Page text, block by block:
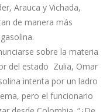
Arauca y Vichada,
de manera más
sobre la materia
del estado Zulia, Omar
intenta por un ladro
pero el funcionario